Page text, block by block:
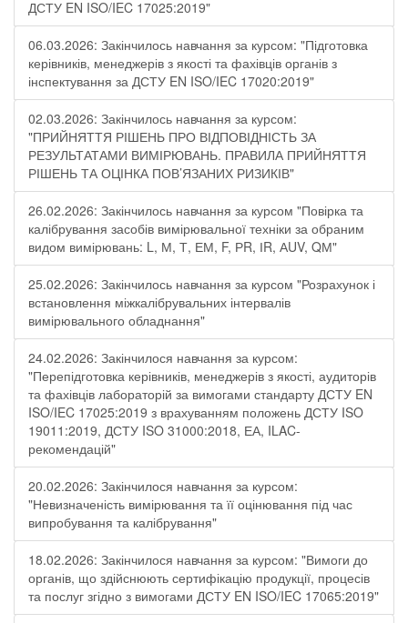
ДСТУ EN ISO/IEC 17025:2019"
06.03.2026: Закінчилось навчання за курсом: "Підготовка
керівників, менеджерів з якості та фахівців органів з
інспектування за ДСТУ EN ISO/IEC 17020:2019"
02.03.2026: Закінчилось навчання за курсом:
"ПРИЙНЯТТЯ РІШЕНЬ ПРО ВІДПОВІДНІСТЬ ЗА
РЕЗУЛЬТАТАМИ ВИМІРЮВАНЬ. ПРАВИЛА ПРИЙНЯТТЯ
РІШЕНЬ ТА ОЦІНКА ПОВ’ЯЗАНИХ РИЗИКІВ"
26.02.2026: Закінчилось навчання за курсом "Повірка та
калібрування засобів вимірювальної техніки за обраним
видом вимірювань: L, М, Т, ЕМ, F, РR, ІR, АUV, QМ"
25.02.2026: Закінчилось навчання за курсом "Розрахунок і
встановлення міжкалібрувальних інтервалів
вимірювального обладнання"
24.02.2026: Закінчилося навчання за курсом:
"Перепідготовка керівників, менеджерів з якості, аудиторів
та фахівців лабораторій за вимогами стандарту ДСТУ EN
ISO/IEC 17025:2019 з врахуванням положень ДСТУ ISO
19011:2019, ДСТУ ISO 31000:2018, ЕА, ILAC-
рекомендацій"
20.02.2026: Закінчилося навчання за курсом:
"Невизначеність вимірювання та її оцінювання під час
випробування та калібрування"
18.02.2026: Закінчилося навчання за курсом: "Вимоги до
органів, що здійснюють сертифікацію продукції, процесів
та послуг згідно з вимогами ДСТУ EN ISO/IEC 17065:2019"